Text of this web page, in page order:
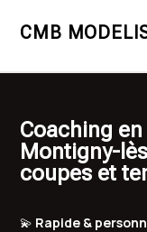
CMB
Coaching
Montigny-
coupes et
💫 Rapide &